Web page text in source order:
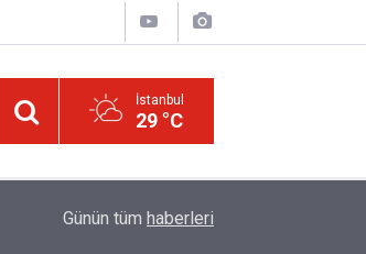
İstanbul
29 °C
İmamdan, hutbe sırasında telefonla oynayan
Günün tüm haberleri